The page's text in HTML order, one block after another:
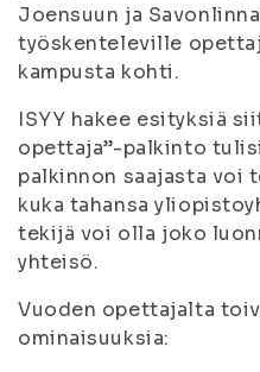
Joensuun ja
työskenteleville
kampusta kohti.
ISYY hakee esityksiä
opettaja”-palkinto
palkinnon saajasta voi
kuka tahansa
tekijä voi olla joko
yhteisö.
Vuoden opettajalta
ominaisuuksia: